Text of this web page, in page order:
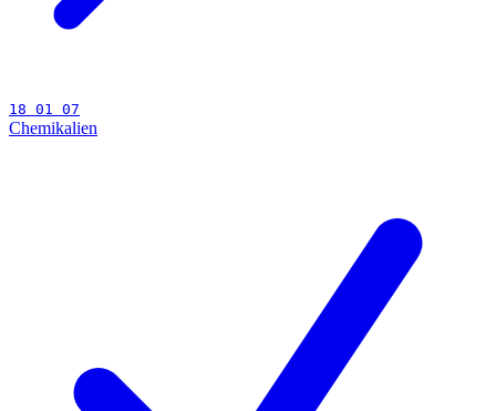
18 01 07
Chemikalien